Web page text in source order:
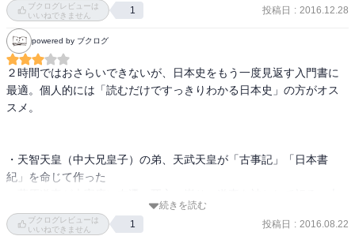
5.まとめ
教科書レベルのおさらいをするならおすすめの本書。
ただし、一部記述に、意図的なのか意図しないものなのか分からな
いけど、諸説あるウチの一つが記載されていたり、ぼやかして記載
ブクログレビューは
いいねできません
1 投稿日 : 2016.12.28
powered by ブクログ
２時間ではおさらいできないが、日本史をもう一度見返す入門書に
最適。個人的には「読むだけですっきりわかる日本史」の方がオス
スメ。
・天智天皇（中大兄皇子）の弟、天武天皇が「古事記」「日本書
紀」を命じて作った
宰府天満宮「学問の神」
・源平の戦い：北陸～京都は源義仲、神戸市は牛若丸断崖、下関が
続きを読む
ブクログレビューは
いいねできません
1 投稿日 : 2016.08.22